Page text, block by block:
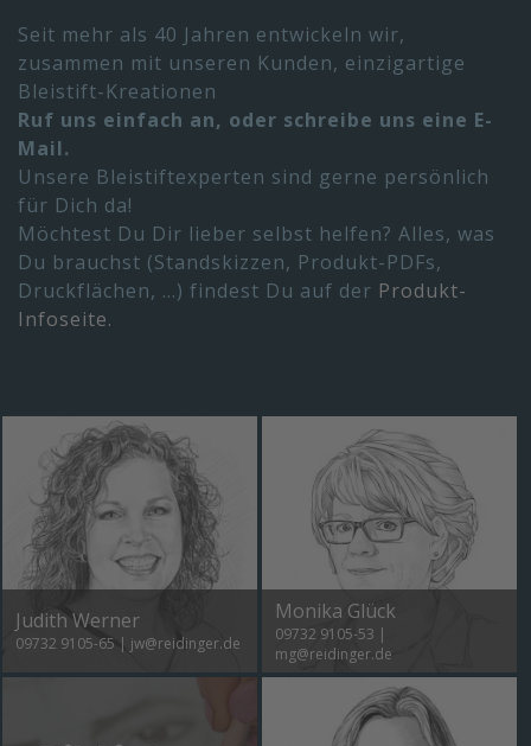
Seit mehr als 40 Jahren entwickeln wir,
zusammen mit unseren Kunden, einzigartige
Bleistift-Kreationen
Ruf uns einfach an, oder schreibe uns eine E-
Mail.
Unsere Bleistiftexperten sind gerne persönlich
für Dich da!
Möchtest Du Dir lieber selbst helfen? Alles, was
Du brauchst (Standskizzen, Produkt-PDFs,
Druckflächen, ...) findest Du auf der Produkt-
Infoseite.
Judith Werner
09732 9105-65 | jw@reidinger.de
Monika Glück
09732 9105-53 |
mg@reidinger.de